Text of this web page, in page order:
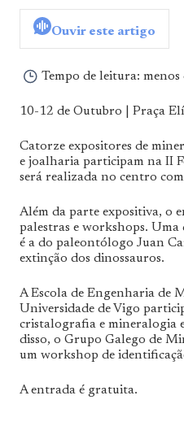
Ouvir este artigo
Tempo de leitura:
10-12 de Outubro | Praça
Catorze expositores de
e joalharia participam na II
será realizada no centro
Além da parte expositiva, o
palestras e workshops. Uma
é a do paleontólogo Juan
extinção dos dinossauros.
A Escola de Engenharia de
Universidade de Vigo
cristalografia e mineralogia
disso, o Grupo Galego de
um workshop de
A entrada é gratuita.